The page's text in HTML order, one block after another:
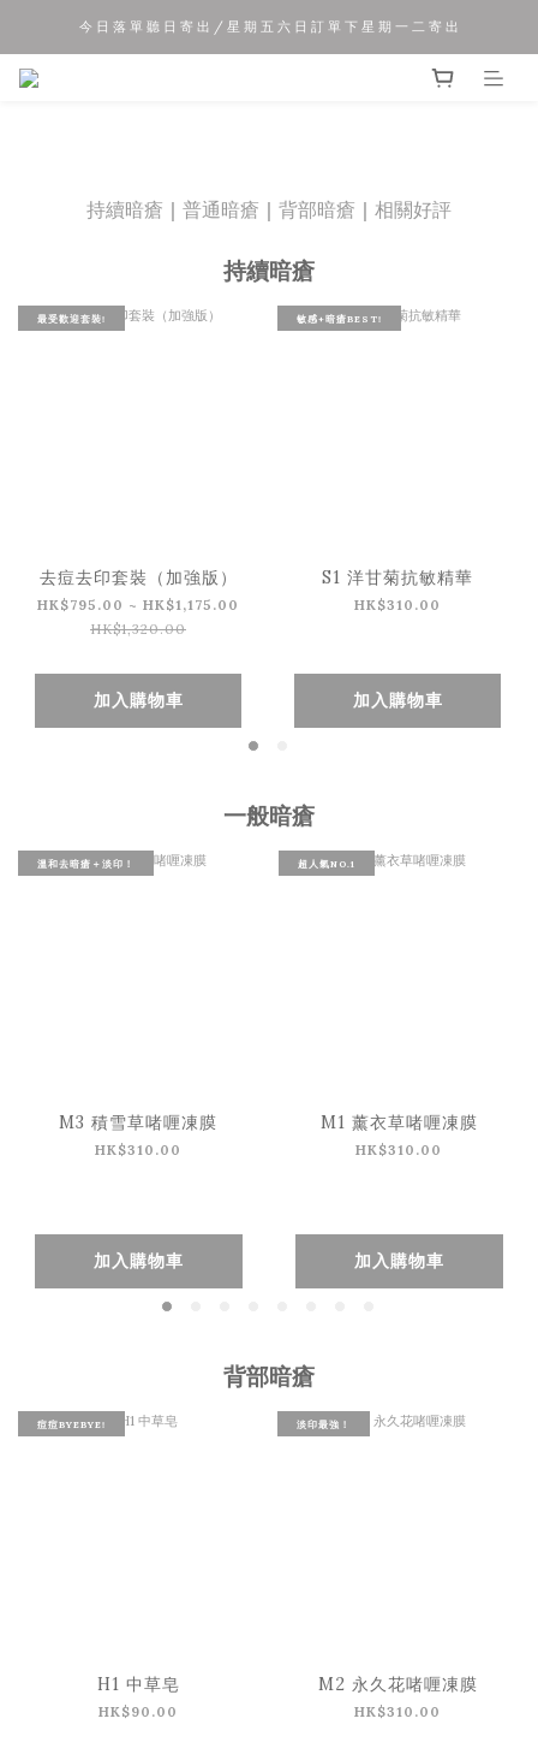
夏 日 優 惠 正 式 開 始!!
今 日 落 單 聽 日 寄 出 / 星 期 五 六 日 訂 單 下 星 期 一 二 寄 出
持續暗瘡 ｜ 普通暗瘡 ｜ 背部暗瘡 ｜ 相關好評
持續暗瘡
最受歡迎套裝!
去痘去印套裝（加強版）
HK$795.00 ~ HK$1,175.00
HK$1,320.00
加入購物車
敏感+暗瘡BEST!
S1 洋甘菊抗敏精華
HK$310.00
加入購物車
一般暗瘡
溫和去暗瘡＋淡印！
M3 積雪草啫喱凍膜
HK$310.00
加入購物車
超人氣NO.1
M1 薰衣草啫喱凍膜
HK$310.00
加入購物車
背部暗瘡
痘痘BYEBYE!
H1 中草皂
HK$90.00
淡印最強！
M2 永久花啫喱凍膜
HK$310.00